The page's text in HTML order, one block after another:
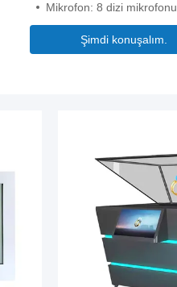
Mikrofon: 8 dizi mikrofonu
Şimdi konuşalım.